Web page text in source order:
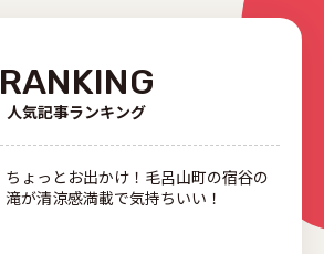
RANKING
人気記事ランキング
ちょっとお出かけ！毛呂山町の宿谷の
滝が清涼感満載で気持ちいい！